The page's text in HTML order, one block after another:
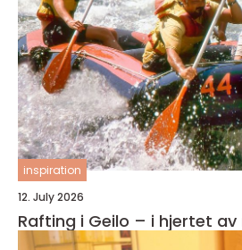
inspiration
12. July 2026
Rafting i Geilo – i hjertet